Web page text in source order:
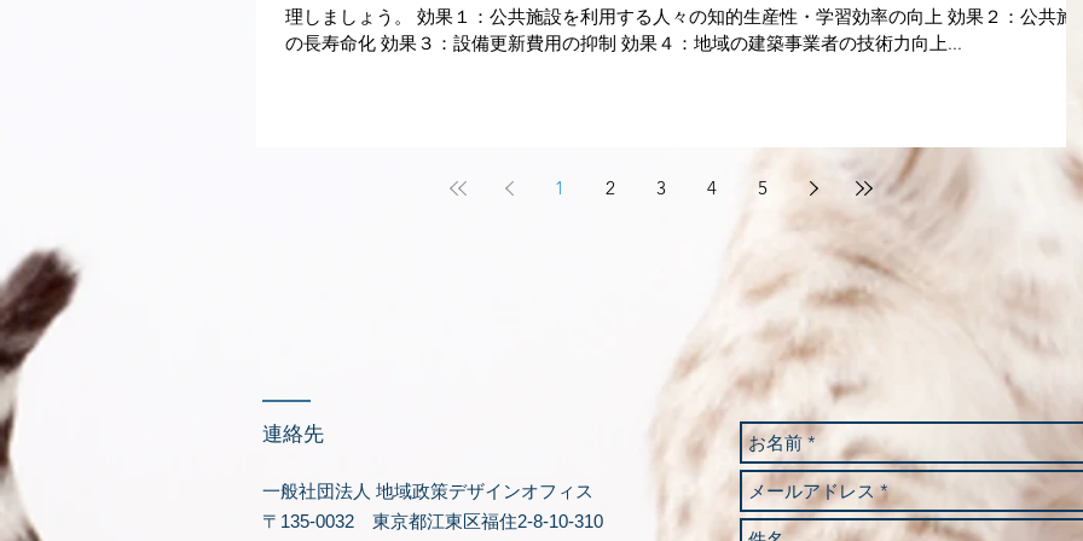
理しましょう。 効果１：公共施設を利用する人々の知的生産性・学習効率の向上 効果２：公共施
の長寿命化 効果３：設備更新費用の抑制 効果４：地域の建築事業者の技術力向上...
1 2 3 4 5
​連絡先
一般社団法人 地域政策デザインオフィス
〒135-0032 東京都江東区福住2-8-10-310